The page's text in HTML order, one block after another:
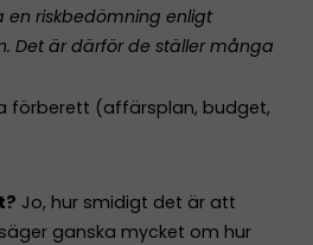
riskbedömning enligt
Det är därför de ställer många
förberett (affärsplan, budget,
Jo, hur smidigt det är att
ganska mycket om hur